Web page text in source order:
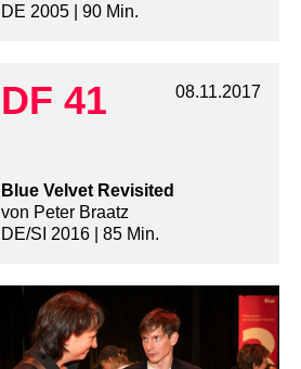
DE 2005 | 90 Min.
DF 41 08.11.2017
Blue Velvet Revisited
von Peter Braatz
DE/SI 2016 | 85 Min.